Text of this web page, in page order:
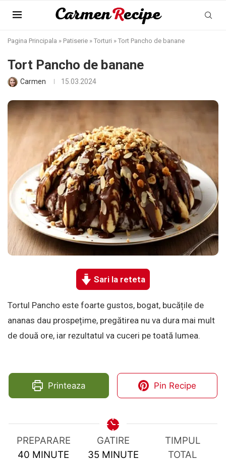
Pagina Principala » Patiserie » Torturi » Tort Pancho de banane
Tort Pancho de banane
Carmen 15.03.2024
Sari la reteta
Tortul Pancho este foarte gustos, bogat, bucățile de
ananas dau prospețime, pregătirea nu va dura mai mult
de două ore, iar rezultatul va cuceri pe toată lumea.
Printeaza Pin Recipe
PREPARARE
40 MINUTES
MINUTE
GATIRE
35MINUTES
MINUTE
TIMPUL
TOTAL